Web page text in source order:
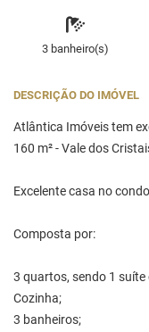
3 banheiro(s)
DESCRIÇÃO DO IMÓVEL
Atlântica Imóveis tem
160 m² - Vale dos
Excelente casa no
Composta por:
3 quartos, sendo 1 suíte
Cozinha;
3 banheiros;